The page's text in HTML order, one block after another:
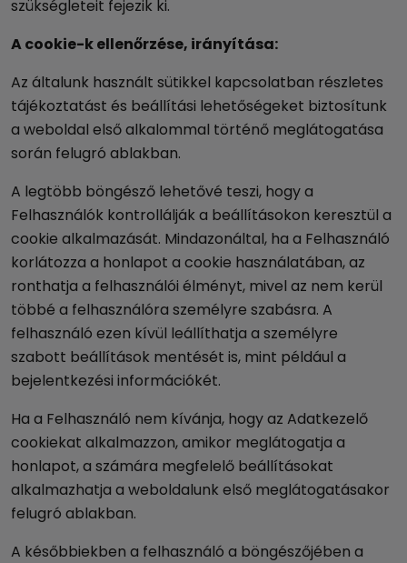
szükségleteit fejezik ki.
A cookie-k ellenőrzése, irányítása:
Az általunk használt sütikkel kapcsolatban részletes
tájékoztatást és beállítási lehetőségeket biztosítunk
a weboldal első alkalommal történő meglátogatása
során felugró ablakban.
A legtöbb böngésző lehetővé teszi, hogy a
Felhasználók kontrollálják a beállításokon keresztül a
cookie alkalmazását. Mindazonáltal, ha a Felhasználó
korlátozza a honlapot a cookie használatában, az
ronthatja a felhasználói élményt, mivel az nem kerül
többé a felhasználóra személyre szabásra. A
felhasználó ezen kívül leállíthatja a személyre
szabott beállítások mentését is, mint például a
bejelentkezési információkét.
Ha a Felhasználó nem kívánja, hogy az Adatkezelő
cookiekat alkalmazzon, amikor meglátogatja a
honlapot, a számára megfelelő beállításokat
alkalmazhatja a weboldalunk első meglátogatásakor
felugró ablakban.
A későbbiekben a felhasználó a böngészőjében a